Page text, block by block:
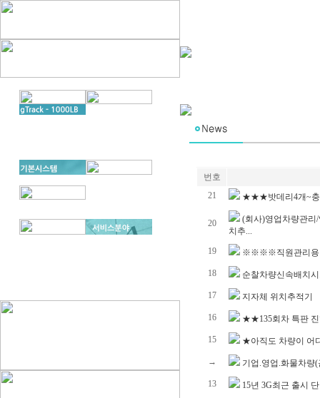
번호
21
★★★밧데리4개~충
20
(회사)영업차량관리
치추...
19
※※※※직원관리용
18 순찰차량신속배치
17 지자체 위치추적기
16 ★★135회차 특판
15 ★아직도 차량이 어
→ 기업.영업.화물차량
13 15년 3G최근 출시